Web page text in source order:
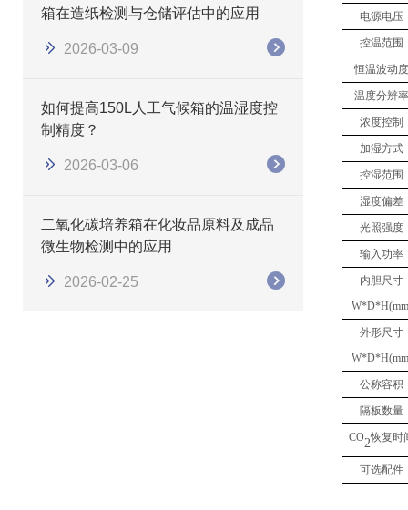
箱在造纸检测与仓储评估中的应用
2026-03-09
如何提高150L人工气候箱的温湿度控
制精度？
2026-03-06
二氧化碳培养箱在化妆品原料及成品
微生物检测中的应用
2026-02-25
电源电压
控温范围
恒温波动度
温度分辨率
浓度控制
加湿方式
控湿范围
湿度偏差
光照强度
输入功率
内胆尺寸
外形尺寸
公称容积
隔板数量
CO2恢复时
可选配件